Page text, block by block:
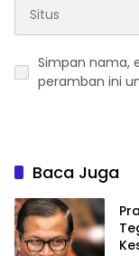
Simpan nama,
peramban ini
Baca Juga